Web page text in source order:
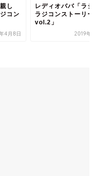
し
コン
4月8日
レディオババ「ラジ
ラジコンストーリー
vol.2」
2019年6